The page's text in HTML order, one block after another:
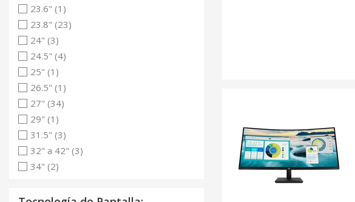
23.6" (1)
23.8" (23)
24" (3)
24.5" (4)
25" (1)
26.5" (1)
27" (34)
29" (1)
31.5" (3)
32" a 42" (3)
34" (2)